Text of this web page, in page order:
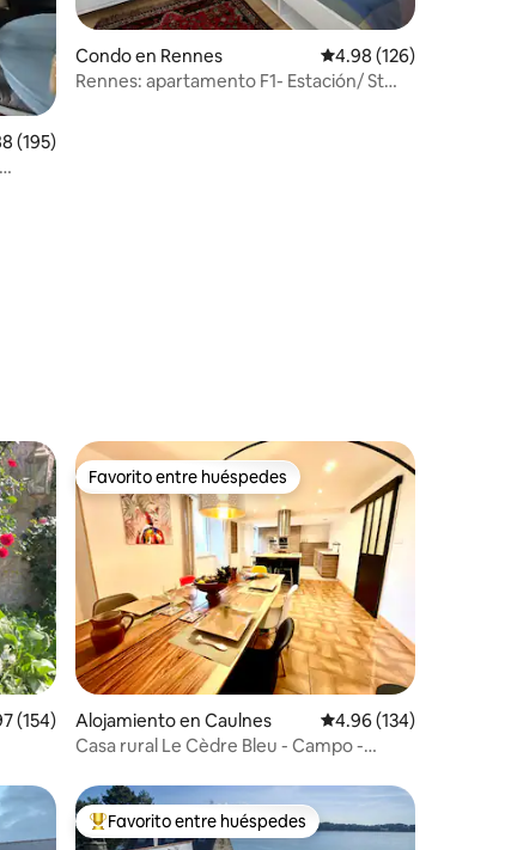
promedio: 4.88 de 5, 195 reseñas
(195)
Condo en Rennes Calificación promedio:
4.98 (126)
Rennes: apartamento F1- Estación/ St
promedio: 4.97 de 5, 154 reseñas
(154)
Favorito entre huéspedes
Favorito entre huéspedes
Alojamiento en Caulnes Calificación promedio:
4.96 (134)
Casa rural Le Cèdre Bleu - Campo -
Favorito entre huéspedes preferido
Favorito entre huéspedes